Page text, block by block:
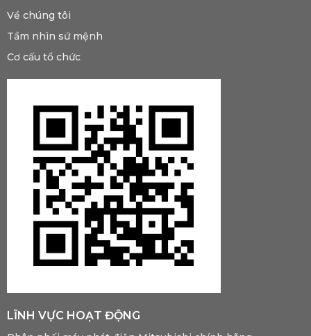
Về chúng tôi
Tầm nhìn sứ mệnh
Cơ cấu tổ chức
LĨNH VỰC HOẠT ĐỘNG